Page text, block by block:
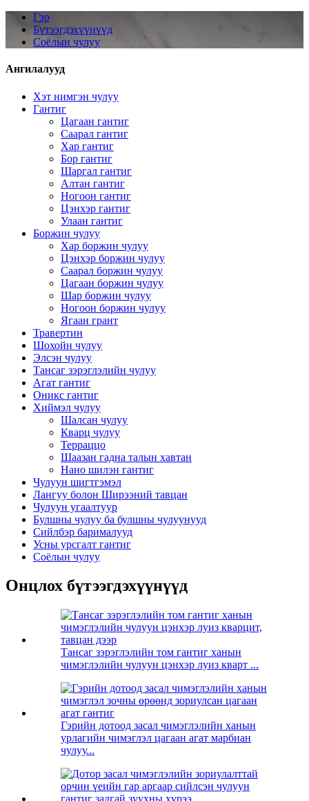
Гэр
Бүтээгдэхүүнүүд
Соёлын чулуу
Ангилалууд
Хэт нимгэн чулуу
Гантиг
Цагаан гантиг
Саарал гантиг
Хар гантиг
Бор гантиг
Шаргал гантиг
Алтан гантиг
Ногоон гантиг
Цэнхэр гантиг
Улаан гантиг
Боржин чулуу
Хар боржин чулуу
Цэнхэр боржин чулуу
Саарал боржин чулуу
Цагаан боржин чулуу
Шар боржин чулуу
Ногоон боржин чулуу
Ягаан грант
Травертин
Шохойн чулуу
Элсэн чулуу
Тансаг зэрэглэлийн чулуу
Агат гантиг
Оникс гантиг
Хиймэл чулуу
Шалсан чулуу
Кварц чулуу
Терраццо
Шаазан гадна талын хавтан
Нано шилэн гантиг
Чулуун шигтгэмэл
Лангуу болон Ширээний тавцан
Чулуун угаалтуур
Булшны чулуу ба булшны чулуунууд
Сийлбэр барималууд
Усны урсгалт гантиг
Соёлын чулуу
Онцлох бүтээгдэхүүнүүд
Тансаг зэрэглэлийн том гантиг ханын
чимэглэлийн чулуун цэнхэр луиз кварт ...
Гэрийн дотоод засал чимэглэлийн ханын
урлагийн чимэглэл цагаан агат марбиан
чулуу...